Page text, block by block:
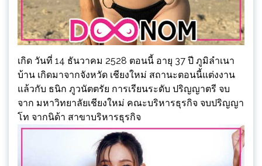
เกิด วันที่ 14 ธันวาคม 2528 ตอนนี้ อายุ 37 ปี ภูมิลำเนา
บ้าน เกิดมาจากจังหวัด เชียงใหม่ สถานะตอนนี้แต่งงาน
แล้วกับ ธนิก ภูวนัตตรัย การเรียนระดับ ปริญญาตรี จบ
จาก มหาวิทยาลัยเชียงใหม่ คณะบริหารธุรกิจ จบปริญญา
โท จากนิด้า สาขาบริหารธุรกิจ